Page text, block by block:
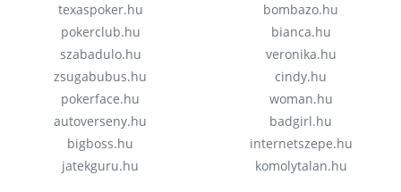
texaspoker.hu
pokerclub.hu
szabadulo.hu
zsugabubus.hu
pokerface.hu
autoverseny.hu
bigboss.hu
jatekguru.hu
bombazo.hu
bianca.hu
veronika.hu
cindy.hu
woman.hu
badgirl.hu
internetszepe.hu
komolytalan.hu